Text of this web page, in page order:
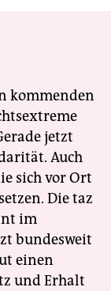
kommenden
jetzt
Auch
sich vor Ort
Die taz
im
bundesweit
einen
und Erhalt